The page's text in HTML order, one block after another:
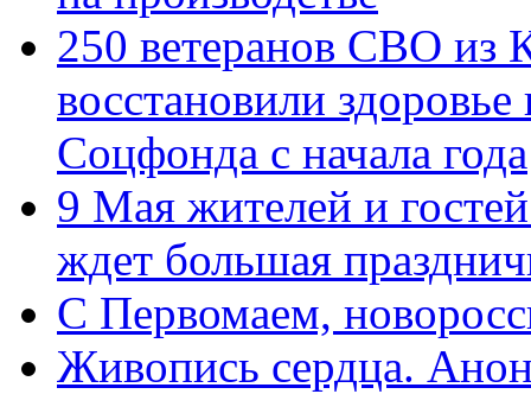
250 ветеранов СВО из
восстановили
Соцфонда с начала года
9 Мая жителей и
ждет большая
C Первомаем,
Живопись сердца.